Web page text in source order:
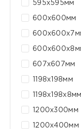
595x595мм
600x600мм
607x607мм
1198x198мм
1198х198x8мм
1200x300мм
1200x400мм